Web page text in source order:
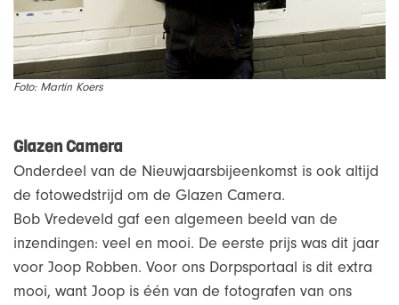
Foto: Martin Koers
Glazen Camera
Onderdeel van de Nieuwjaarsbijeenkomst is ook altijd
de fotowedstrijd om de Glazen Camera.
Bob Vredeveld gaf een algemeen beeld van de
inzendingen: veel en mooi. De eerste prijs was dit jaar
voor Joop Robben. Voor ons Dorpsportaal is dit extra
mooi, want Joop is één van de fotografen van ons